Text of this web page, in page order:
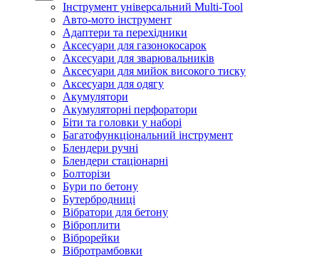
Інструмент універсальний Multi-Tool
Авто-мото інструмент
Адаптери та перехідники
Аксесуари для газонокосарок
Аксесуари для зварювальників
Аксесуари для мийок високого тиску
Аксесуари для одягу
Акумулятори
Акумуляторні перфоратори
Біти та головки у наборі
Багатофункціональний інструмент
Блендери ручні
Блендери стаціонарні
Болторізи
Бури по бетону
Бутербродниці
Вібратори для бетону
Віброплити
Віброрейки
Вібротрамбовки